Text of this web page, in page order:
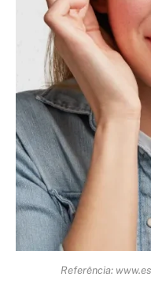
Referência: